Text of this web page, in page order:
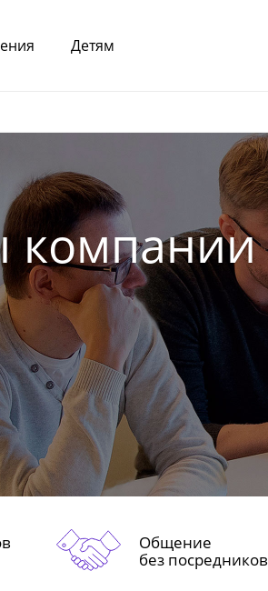
Детям
компании
Общение
без посредников